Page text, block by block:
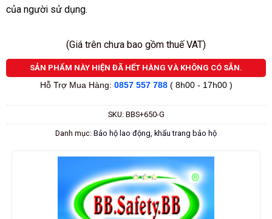
của người sử dụng.
(Giá trên chưa bao gồm thuế VAT)
SẢN PHẨM NÀY HIỆN ĐÃ HẾT HÀNG VÀ KHÔNG CÓ SẴN.
Hỗ Trợ Mua Hàng: 0857 557 788 ( 8h00 - 17h00 )
SKU: BBS+650-G
Danh mục: Bảo hộ lao động, khẩu trang bảo hộ